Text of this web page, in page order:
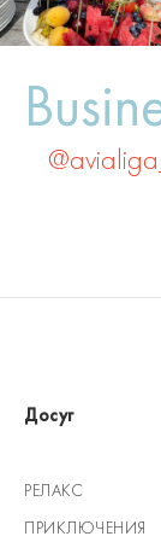
Досуг
РЕЛАКС
ПРИКЛЮЧЕНИЯ